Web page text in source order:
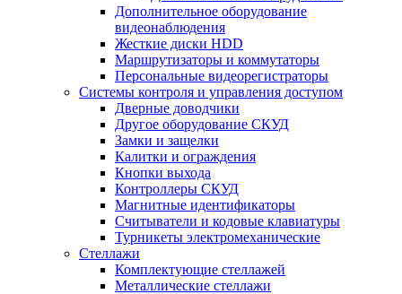
Дополнительное оборудование
видеонаблюдения
Жесткие диски HDD
Маршрутизаторы и коммутаторы
Персональные видеорегистраторы
Системы контроля и управления доступом
Дверные доводчики
Другое оборудование СКУД
Замки и защелки
Калитки и ограждения
Кнопки выхода
Контроллеры СКУД
Магнитные идентификаторы
Считыватели и кодовые клавиатуры
Турникеты электромеханические
Стеллажи
Комплектующие стеллажей
Металлические стеллажи